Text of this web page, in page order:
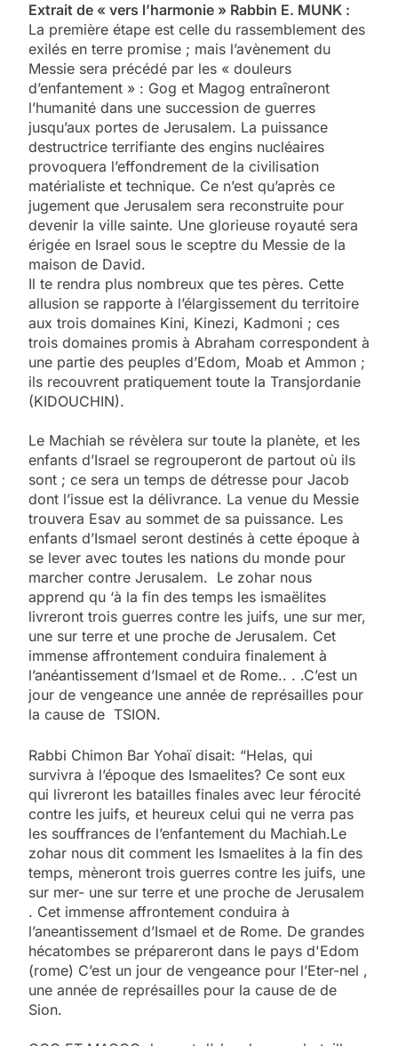
Extrait de « vers l’harmonie » Rabbin E. MUNK :
La première étape est celle du rassemblement des
exilés en terre promise ; mais l’avènement du
Messie sera précédé par les « douleurs
d’enfantement » : Gog et Magog entraîneront
l’humanité dans une succession de guerres
jusqu’aux portes de Jerusalem. La puissance
destructrice terrifiante des engins nucléaires
provoquera l’effondrement de la civilisation
matérialiste et technique. Ce n’est qu’après ce
jugement que Jerusalem sera reconstruite pour
devenir la ville sainte. Une glorieuse royauté sera
érigée en Israel sous le sceptre du Messie de la
maison de David.
Il te rendra plus nombreux que tes pères. Cette
allusion se rapporte à l’élargissement du territoire
aux trois domaines Kini, Kinezi, Kadmoni ; ces
trois domaines promis à Abraham correspondent à
une partie des peuples d’Edom, Moab et Ammon ;
ils recouvrent pratiquement toute la Transjordanie
(KIDOUCHIN).
Le Machiah se révèlera sur toute la planète, et les
enfants d’Israel se regrouperont de partout où ils
sont ; ce sera un temps de détresse pour Jacob
dont l’issue est la délivrance. La venue du Messie
trouvera Esav au sommet de sa puissance. Les
enfants d’Ismael seront destinés à cette époque à
se lever avec toutes les nations du monde pour
marcher contre Jerusalem. Le zohar nous
apprend qu ‘à la fin des temps les ismaëlites
livreront trois guerres contre les juifs, une sur mer,
une sur terre et une proche de Jerusalem. Cet
immense affrontement conduira finalement à
l’anéantissement d’Ismael et de Rome.. . .C’est un
jour de vengeance une année de représailles pour
la cause de TSION.
Rabbi Chimon Bar Yohaï disait: “Helas, qui
survivra à l’époque des Ismaelites? Ce sont eux
qui livreront les batailles finales avec leur férocité
contre les juifs, et heureux celui qui ne verra pas
les souffrances de l’enfantement du Machiah.Le
zohar nous dit comment les Ismaelites à la fin des
temps, mèneront trois guerres contre les juifs, une
sur mer- une sur terre et une proche de Jerusalem
. Cet immense affrontement conduira à
l’aneantissement d’Ismael et de Rome. De grandes
hécatombes se prépareront dans le pays d'Edom
(rome) C’est un jour de vengeance pour l’Eter-nel ,
une année de représailles pour la cause de de
Sion.